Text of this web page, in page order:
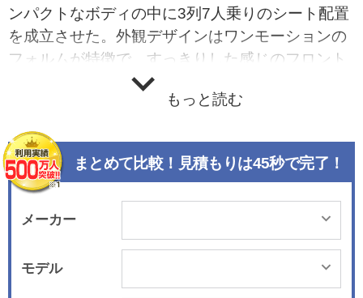
ンパクトなボディの中に3列7人乗りのシート配置
を成立させた。外観デザインはワンモーションの
フォルムが特徴で、すっきりした感じのフロント
デザインを採用する。エアロタイプはクールで力
強さを表現したデザインとされた。センターメー
シンプルでクリーンなイメージ。搭載エンジンは
直列4気筒1.5リッターの3SZ-VE型で、80kW/141
N・mのパワー＆トルクを発生する。スーパーイ
ンテリジェント触媒を採用するが、環境性能は☆
☆☆の低排出ガス仕様で、平成17年基準に対し5
0％低減レベルにとどまっている。駆動方式はFF
をベースにフルタイム4WDの設定もあるが、全車
もっと読む
まとめて比較！見積もりは45秒で完了！
メーカー
モデル